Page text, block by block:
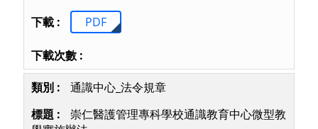
PDF
通識中心_法令規章
崇仁醫護管理專科學校通識教育中心微型教